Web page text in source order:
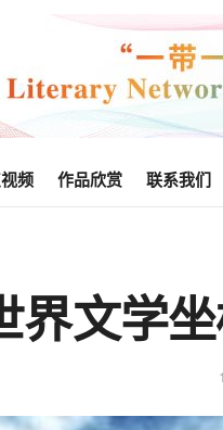
频 作品欣赏 联系我们
界文学